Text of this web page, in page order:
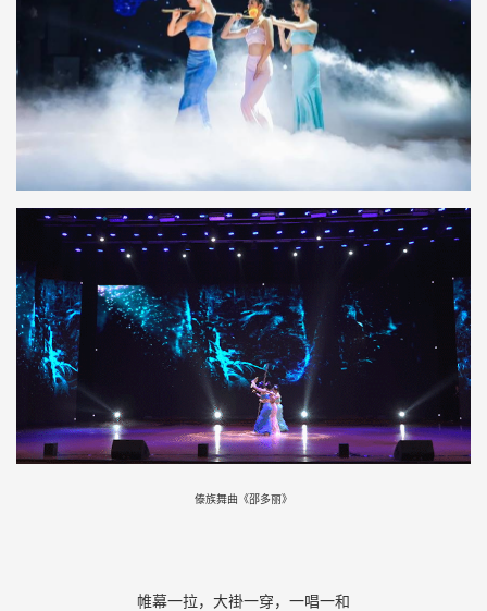
傣族舞曲《邵多丽》
帷幕一拉，大褂一穿，一唱一和